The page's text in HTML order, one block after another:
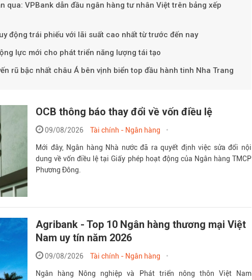
qua: VPBank dẫn đầu ngân hàng tư nhân Việt trên bảng xếp
động trái phiếu với lãi suất cao nhất từ trước đến nay
lực mới cho phát triển năng lượng tái tạo
rũ bậc nhất châu Á bên vịnh biển top đầu hành tinh Nha Trang
OCB thông báo thay đổi về vốn điều lệ
09/08/2026 Tài chính - Ngân hàng
Mới đây, Ngân hàng Nhà nước đã ra quyết định việc sửa đổi nội
dung về vốn điều lệ tại Giấy phép hoạt động của Ngân hàng TMCP
Phương Đông.
Agribank - Top 10 Ngân hàng thương mại Việt
Nam uy tín năm 2026
09/08/2026 Tài chính - Ngân hàng
Ngân hàng Nông nghiệp và Phát triển nông thôn Việt Nam